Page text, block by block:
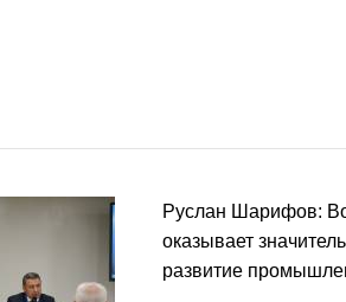
Руслан Шарифов:
оказывает
развитие